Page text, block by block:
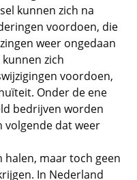
kunnen zich na
voordoen, die
weer ongedaan
zich
voordoen,
Onder de ene
bedrijven worden
volgende dat weer
halen, maar toch geen
In Nederland